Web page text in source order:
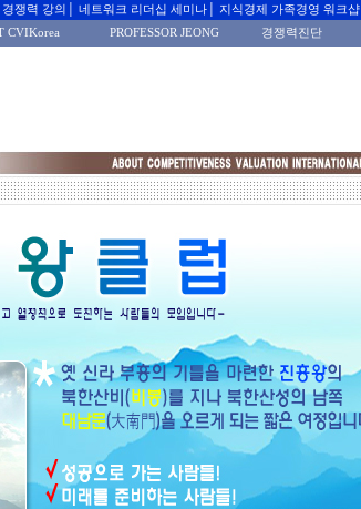
경쟁력 강의│ 네트워크 리더십 세미나│ 지식경제 가족경영 워크샵
CVIKorea
PROFESSOR JEONG 경쟁력진단